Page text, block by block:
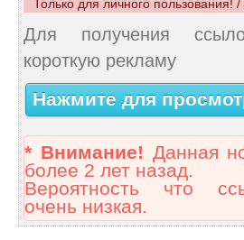
Только для личного пользования!
Для получения
короткую рекламу
Нажмите для
* Внимание! Данная
более 2 лет назад.
Вероятность что
очень низкая.